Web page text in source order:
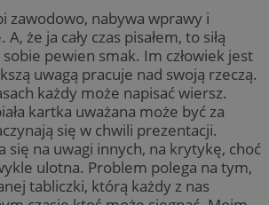
zawodowo, nabywa wprawy i
że ja cały czas pisałem, to siłą
pewien smak. Im człowiek jest
uwagą pracuje nad swoją rzeczą.
każdy może napisać wiersz.
kartka uważana może być za
się w chwili prezentacji.
się na uwagi innych, na krytykę, choć
ulotna. Problem polega na tym,
tabliczki, którą każdy z nas